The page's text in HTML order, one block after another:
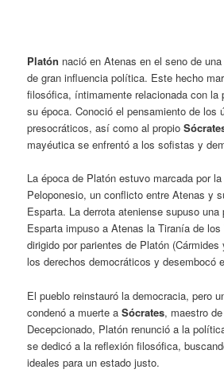
Platón nació en Atenas en el seno de
de gran influencia política. Este hecho
filosófica, íntimamente relacionada con la
su época. Conoció el pensamiento de los
presocráticos, así como al propio
mayéutica se enfrentó a los sofistas y
La época de Platón estuvo marcada por la
Peloponesio, un conflicto entre Atenas y
Esparta. La derrota ateniense supuso una
Esparta impuso a Atenas la Tiranía de los
dirigido por parientes de Platón
los derechos democráticos y desembocó
El pueblo reinstauró la democracia, pero
condenó a muerte aSócrates, maestro
Decepcionado, Platón renunció a la
se dedicó a la reflexión filosófica,
ideales para un estado justo.